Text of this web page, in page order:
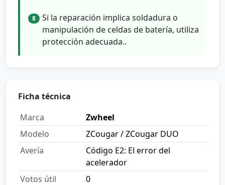
8
Si la reparación implica soldadura o
manipulación de celdas de batería, utiliza
protección adecuada..
Ficha técnica
Marca
Zwheel
Modelo
ZCougar / ZCougar DUO
Avería
Código E2: El error del
acelerador
Votos útil
0